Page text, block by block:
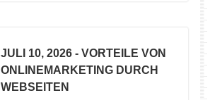
JULI 10, 2026 - VORTEILE VON
ONLINEMARKETING DURCH
WEBSEITEN